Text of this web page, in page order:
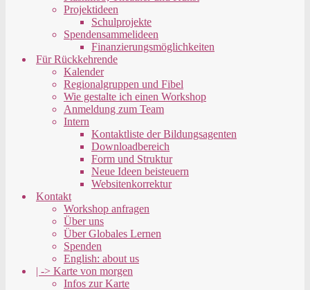
Projektideen
Schulprojekte
Spendensammelideen
Finanzierungsmöglichkeiten
Für Rückkehrende
Kalender
Regionalgruppen und Fibel
Wie gestalte ich einen Workshop
Anmeldung zum Team
Intern
Kontaktliste der Bildungsagenten
Downloadbereich
Form und Struktur
Neue Ideen beisteuern
Websitenkorrektur
Kontakt
Workshop anfragen
Über uns
Über Globales Lernen
Spenden
English: about us
| -> Karte von morgen
Infos zur Karte